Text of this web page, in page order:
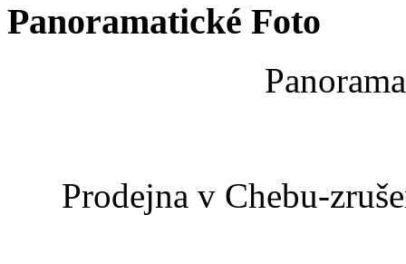
Panoramatické Foto
Prodejna v Chebu-